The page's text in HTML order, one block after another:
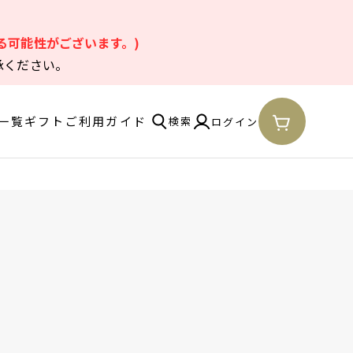
可能性がございます。)
ださい。
覧ギフト ご利用ガイド 検索 ログイン